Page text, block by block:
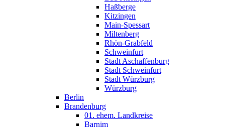
Haßberge
Kitzingen
Main-Spessart
Miltenberg
Rhön-Grabfeld
Schweinfurt
Stadt Aschaffenburg
Stadt Schweinfurt
Stadt Würzburg
Würzburg
Berlin
Brandenburg
01. ehem. Landkreise
Barnim